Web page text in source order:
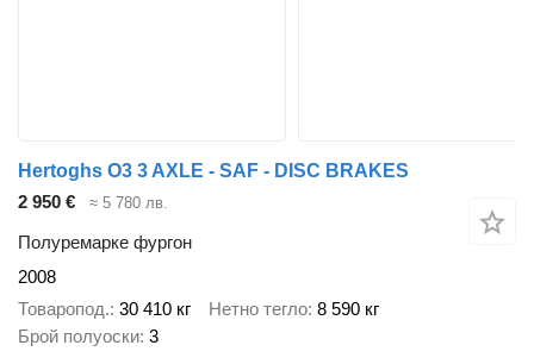
Hertoghs O3 3 AXLE - SAF - DISC BRAKES
2 950 €
≈ 5 780 лв.
Полуремарке фургон
2008
Товаропод. 30 410 кг Нетно тегло 8 590 кг
Брой полуоски 3